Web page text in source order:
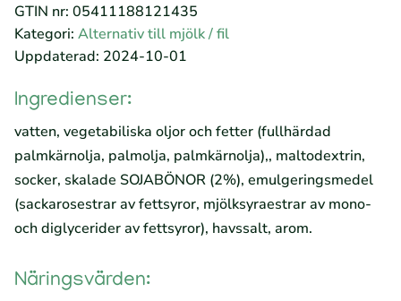
GTIN nr: 05411188121435
Kategori: Alternativ till mjölk / fil
Uppdaterad: 2024-10-01
Ingredienser:
vatten, vegetabiliska oljor och fetter (fullhärdad
palmkärnolja, palmolja, palmkärnolja),, maltodextrin,
socker, skalade SOJABÖNOR (2%), emulgeringsmedel
(sackarosestrar av fettsyror, mjölksyraestrar av mono-
och diglycerider av fettsyror), havssalt, arom.
Näringsvärden: